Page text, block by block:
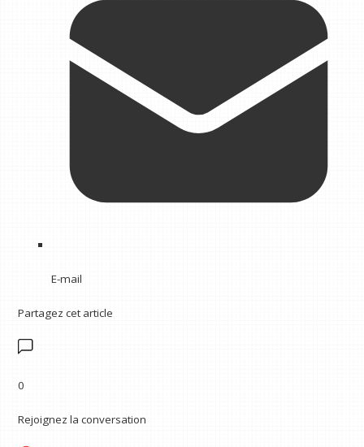
E-mail
Partagez cet article
0
Rejoignez la conversation